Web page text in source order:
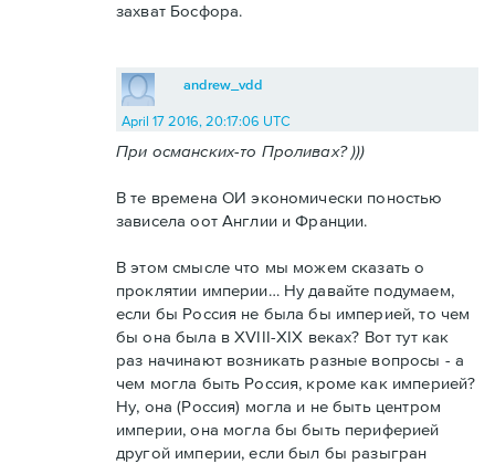
захват Босфора.
andrew_vdd
April 17 2016, 20:17:06 UTC
При османских-то Проливах? )))
В те времена ОИ экономически поностью
зависела оот Англии и Франции.
В этом смысле что мы можем сказать о
проклятии империи… Ну давайте подумаем,
если бы Россия не была бы империей, то чем
бы она была в XVIII-XIX веках? Вот тут как
раз начинают возникать разные вопросы - а
чем могла быть Россия, кроме как империей?
Ну, она (Россия) могла и не быть центром
империи, она могла бы быть периферией
другой империи, если был бы разыгран